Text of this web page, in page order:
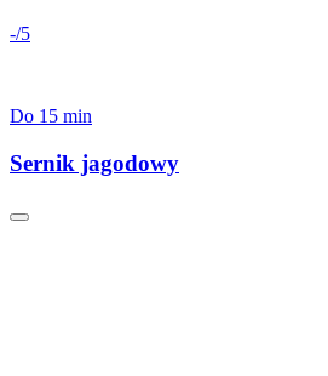
-/5
Do 15 min
Sernik jagodowy